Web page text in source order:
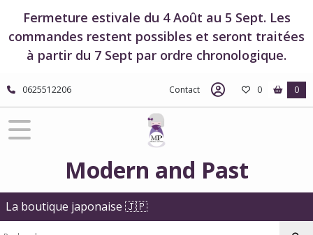
Fermeture estivale du 4 Août au 5 Sept. Les
commandes restent possibles et seront traitées
à partir du 7 Sept par ordre chronologique.
0625512206 Contact 0 0
Modern and Past
La boutique japonaise 🇯🇵
Fermer
FILTRES
Tous
Boutique
Studio
Totoro